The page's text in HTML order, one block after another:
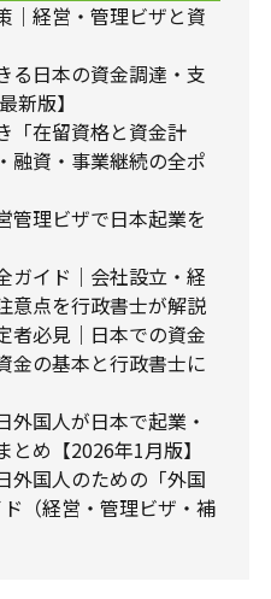
｜経営・管理ビザと資
る日本の資金調達・支
新版】
「在留資格と資金計
融資・事業継続の全ポ
管理ビザで日本起業を
ガイド｜会社設立・経
意点を行政書士が解説
者必見｜日本での資金
金の基本と行政書士に
外国人が日本で起業・
め【2026年1月版】
外国人のための「外国
（経営・管理ビザ・補